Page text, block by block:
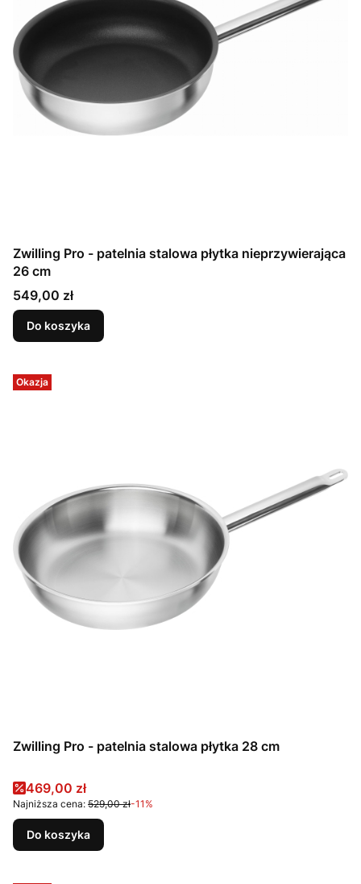
Zwilling Pro - patelnia stalowa płytka nieprzywierająca
26 cm
Cena
549,00 zł
Do koszyka
Okazja
Zwilling Pro - patelnia stalowa płytka 28 cm
Cena promocyjna
469,00 zł
Najniższa cena: 529,00 zł-11%
Do koszyka